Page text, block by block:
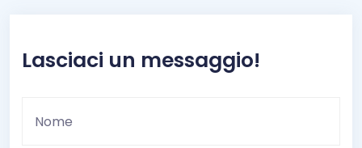
Lasciaci un messaggio!